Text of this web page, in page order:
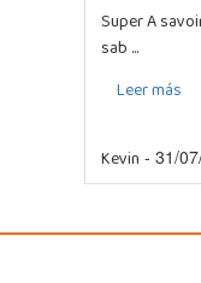
Super A
sab ...
Leer más
Kevin - 31/